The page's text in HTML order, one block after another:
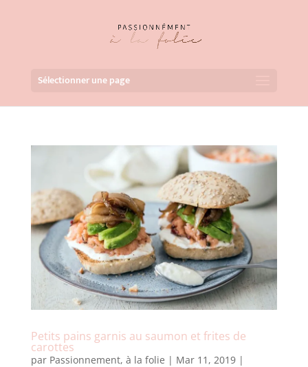
Sélectionner une page
Petits pains garnis au saumon et frites de
carottes
par Passionnement, à la folie | Mar 11, 2019|